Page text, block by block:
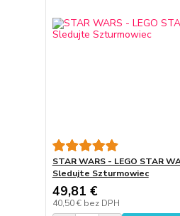
STAR WARS - LEGO STAR
Sledujte Szturmowiec
49,81 €
40,50 € bez DPH